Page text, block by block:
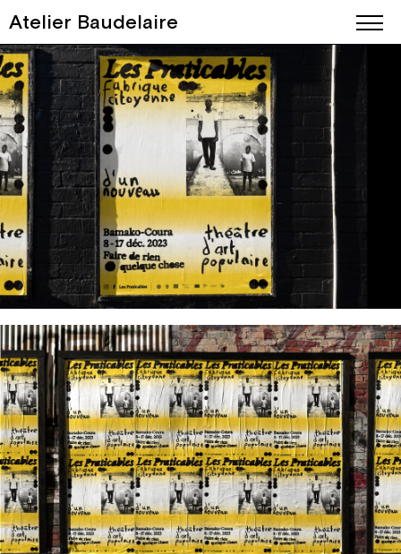
Atelier Baudelaire